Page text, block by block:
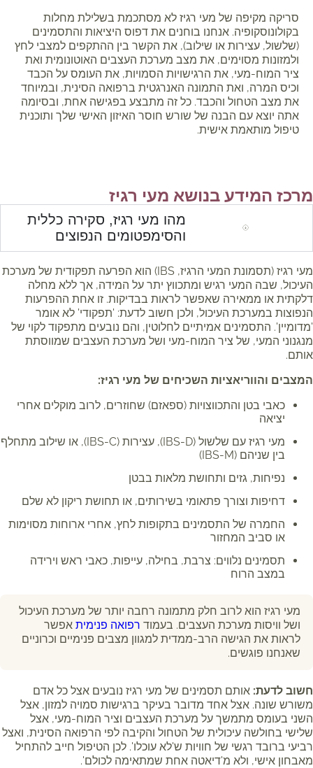
סריקה מקיפה של מעי רגיז לא מסתכמת בשלילת מחלות
בקולונוסקופיה. אנחנו בוחנים את דפוס היציאות והתסמינים
(שלשול, עצירות או שילוב), את הקשר בין ההתקפים למצבי לחץ
ולמזונות מסוימים, את מצב מערכת העצבים האוטונומית ואת
ציר המוח-מעי, את הרגישויות הסמויות, את העומס על הכבד
וכיס המרה, ואת התמונה האנרגטית ברפואה הסינית, ובמיוחד
את מצב הטחול והכבד. כל זה מתבצע בפגישה אחת, ובסיומה
אתה יוצא עם הבנה של שורש חוסר האיזון האישי שלך ותוכנית
טיפול מותאמת אישית.
מרכז המידע בנושא מעי רגיז
מהו מעי רגיז, סקירה כללית
והסימפטומים הנפוצים
מעי רגיז (תסמונת המעי הרגיז, IBS) הוא הפרעה תפקודית של מערכת
העיכול, שבה המעי רגיש ומתכווץ יתר על המידה, אך ללא מחלה
דלקתית או ממאירה שאפשר לראות בבדיקות. זו אחת ההפרעות
הנפוצות במערכת העיכול, ולכן חשוב לדעת: 'תפקודי' לא אומר
'מדומיין'. התסמינים אמיתיים לחלוטין, והם נובעים מתפקוד לקוי של
מנגנוני המעי, של ציר המוח-מעי ושל מערכת העצבים שמווסתת
אותם.
המצבים והווריאציות השכיחים של מעי רגיז:
כאבי בטן והתכווצויות (ספאזם) שחוזרים, לרוב מוקלים אחרי
יציאה
מעי רגיז עם שלשול (IBS-D), עצירות (IBS-C), או שילוב מתחלף
בין שניהם (IBS-M)
נפיחות, גזים ותחושת מלאות בבטן
דחיפות וצורך פתאומי בשירותים, או תחושת ריקון לא שלם
החמרה של התסמינים בתקופות לחץ, אחרי ארוחות מסוימות
או סביב המחזור
תסמינים נלווים: צרבת, בחילה, עייפות, כאבי ראש וירידה
במצב הרוח
מעי רגיז הוא לרוב חלק מתמונה רחבה יותר של מערכת העיכול
ושל וויסות מערכת העצבים. בעמוד רפואה פנימית אפשר
לראות את הגישה הרב-ממדית למגוון מצבים פנימיים וכרוניים
שאנחנו פוגשים.
חשוב לדעת: אותם תסמינים של מעי רגיז נובעים אצל כל אדם
משורש שונה. אצל אחד מדובר בעיקר ברגישות סמויה למזון, אצל
השני בעומס מתמשך על מערכת העצבים וציר המוח-מעי, אצל
שלישי בחולשה עיכולית של הטחול והקיבה לפי הרפואה הסינית, ואצל
רביעי ברובד רגשי של חוויות ש'לא עוכלו'. לכן הטיפול חייב להתחיל
מאבחון אישי, ולא מ'דיאטה אחת שמתאימה לכולם'.